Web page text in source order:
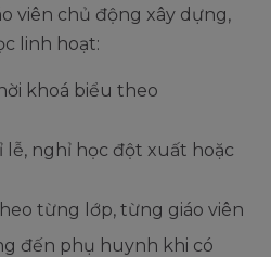
viên chủ động xây dựng,
linh hoạt:
khoá biểu theo
nghỉ học đột xuất hoặc
từng lớp, từng giáo viên
đến phụ huynh khi có